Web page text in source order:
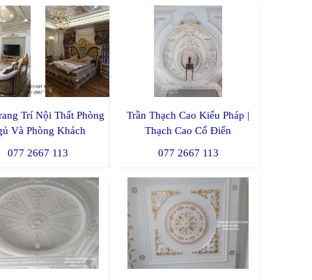
Trí Nội Thất Phòng
Và Phòng Khách
077 2667 113
Trần Thạch Cao Kiểu Pháp |
Thạch Cao Cổ Điển
077 2667 113